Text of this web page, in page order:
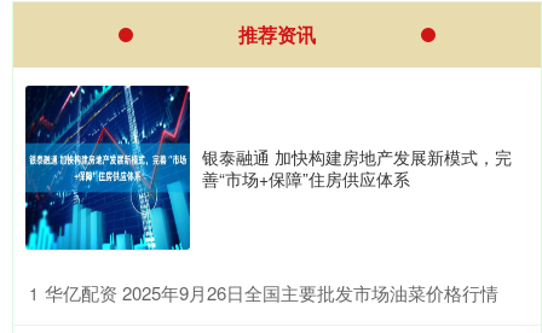
推荐资讯
银泰融通 加快构建房地产发展新模式，完
善“市场+保障”住房供应体系
1 ​华亿配资 2025年9月26日全国主要批发市场油菜价格行情